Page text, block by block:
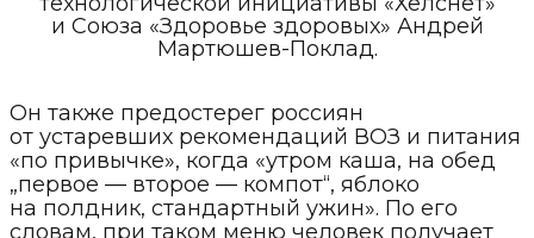
и Союза «Здоровье здоровых» Андрей
Мартюшев-Поклад.
Он также предостерег россиян
от устаревших рекомендаций ВОЗ и питания
«по привычке», когда «утром каша, на обед
„первое — второе — компот“, яблоко
на полдник, стандартный ужин». По его
словам, при таком меню человек получает